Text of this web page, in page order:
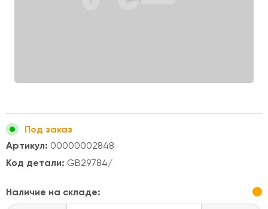
Под заказ
Артикул: 00000002848
Код детали: GB29784/
Наличие на складе: